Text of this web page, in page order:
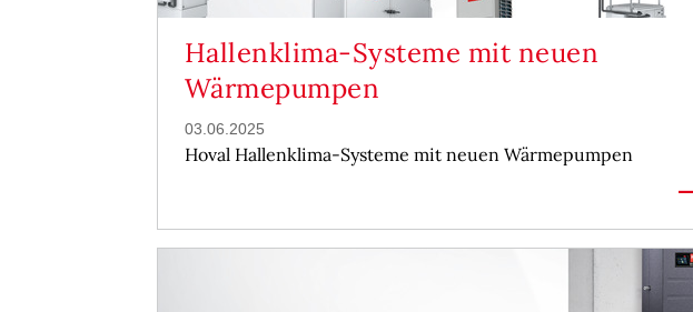
Hallenklima-Systeme mit neuen
Wärmepumpen
03.06.2025
Hoval Hallenklima-Systeme mit neuen Wärmepumpen